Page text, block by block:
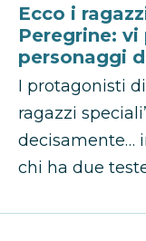
Ecco i
Peregrine:
personaggi
I protagonisti
ragazzi
decisamente…
chi ha due